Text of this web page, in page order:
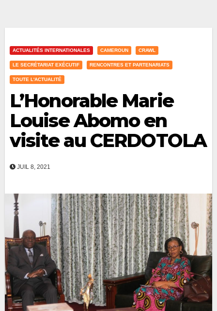
ACTUALITÉS INTERNATIONALES CAMEROUN CRAWL
LE SECRÉTARIAT EXÉCUTIF RENCONTRES ET PARTENARIATS
TOUTE L'ACTUALITÉ
L’Honorable Marie
Louise Abomo en
visite au CERDOTOLA
JUIL 8, 2021